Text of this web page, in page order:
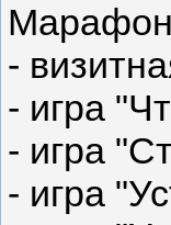
Марафон
-
- игра
- игра
- игра